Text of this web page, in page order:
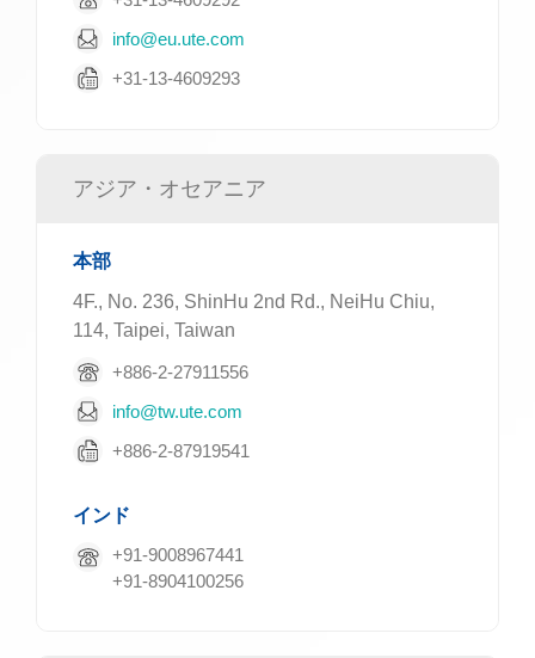
info@eu.ute.com
+31-13-4609293
アジア・オセアニア
本部
4F., No. 236, ShinHu 2nd Rd., NeiHu Chiu,
114, Taipei, Taiwan
+886-2-27911556
info@tw.ute.com
+886-2-87919541
インド
+91-9008967441
+91-8904100256